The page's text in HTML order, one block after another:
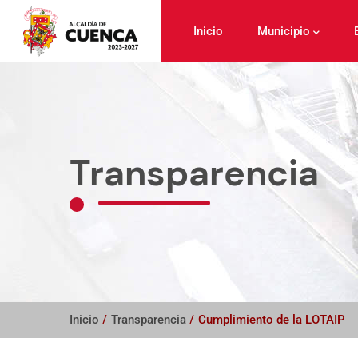
contenido
principal
Inicio Municipio
Transparencia
Inicio / Transparencia / Cumplimiento de la LOTAIP